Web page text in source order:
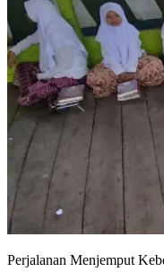
Perjalanan Menjemput